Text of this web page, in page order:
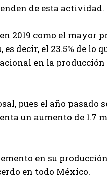
de esta actividad.
2019 como el mayor
decir, el 23.5% de lo
en la producción
pues el año pasado
un aumento de 1.7
en su producción
en todo México.